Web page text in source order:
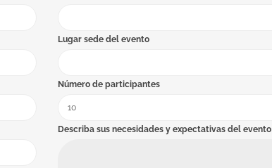
Lugar sede del evento
Número de participantes
Describa sus necesidades y expectativas del evento